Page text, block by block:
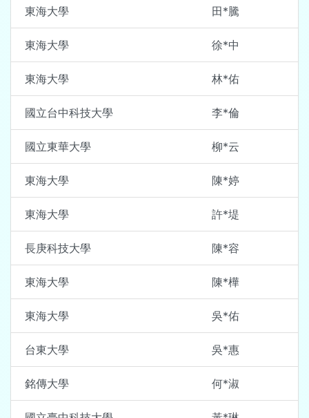
東海大學 田*騰
東海大學 徐*中
東海大學 林*佑
國立台中科技大學 李*倫
國立東華大學 柳*云
東海大學 陳*婷
東海大學 許*堤
長庚科技大學 陳*容
東海大學 陳*樺
東海大學 吳*佑
台東大學 吳*惠
銘傳大學 何*淑